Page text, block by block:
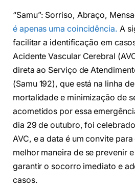
“Samu”: Sorriso, Abraço,
é apenas uma coincidência. A
facilitar a identificação em
Acidente Vascular Cerebral
direta ao Serviço de
(Samu 192), que está na linha
mortalidade e minimização de
acometidos por essa
dia 29 de outubro, foi
AVC, e a data é um convite
melhor maneira de se prevenir
garantir o socorro imediato e
casos.